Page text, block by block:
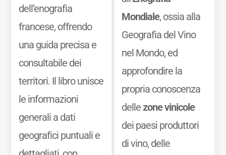
dell’enografia
francese, offrendo
una guida precisa e
consultabile dei
territori. Il libro unisce
le informazioni
generali a dati
geografici puntuali e
Mondiale, ossia alla
Geografia del Vino
nel Mondo, ed
approfondire la
propria conoscenza
dellezone vinicole
dei paesi produttori
di vino, delle